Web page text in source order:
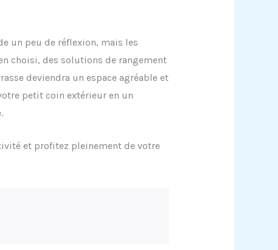
un peu de réflexion, mais les
choisi, des solutions de rangement
deviendra un espace agréable et
petit coin extérieur en un
et profitez pleinement de votre